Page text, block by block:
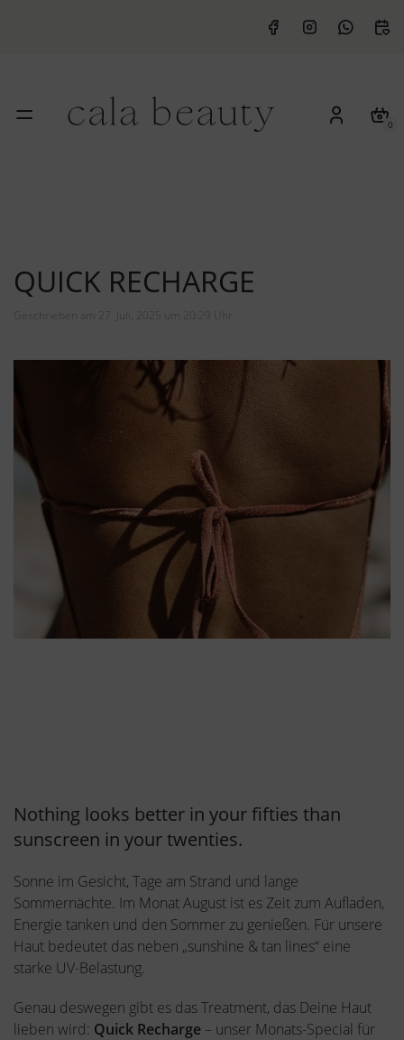
0
QUICK RECHARGE
Geschrieben am 27. Juli, 2025 um 20:29 Uhr
Nothing looks better in your fifties than
sunscreen in your twenties.
Sonne im Gesicht, Tage am Strand und lange
Sommernächte. Im Monat August ist es Zeit zum Aufladen,
Energie tanken und den Sommer zu genießen. Für unsere
Haut bedeutet das neben „sunshine & tan lines“ eine
starke UV-Belastung.
Genau deswegen gibt es das Treatment, das Deine Haut
lieben wird: Quick Recharge – unser Monats-Special für